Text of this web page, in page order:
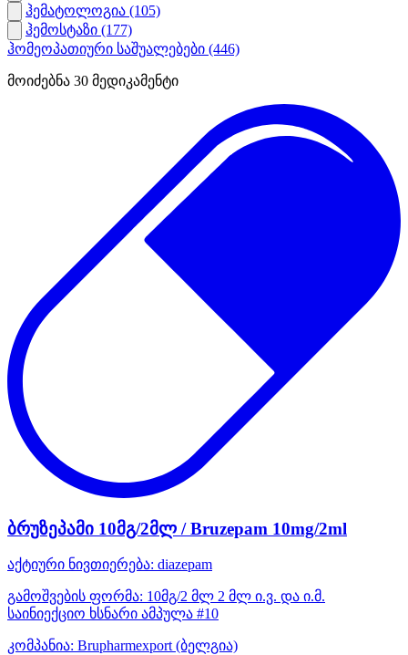
ჰემატოლოგია (105)
ჰემოსტაზი (177)
ჰომეოპათიური საშუალებები (446)
მოიძებნა 30 მედიკამენტი
ბრუზეპამი 10მგ/2მლ / Bruzepam 10mg/2ml
აქტიური ნივთიერება: diazepam
გამოშვების ფორმა: 10მგ/2 მლ 2 მლ ი.ვ. და ი.მ.
საინიექციო ხსნარი ამპულა #10
კომპანია: Brupharmexport (ბელგია)